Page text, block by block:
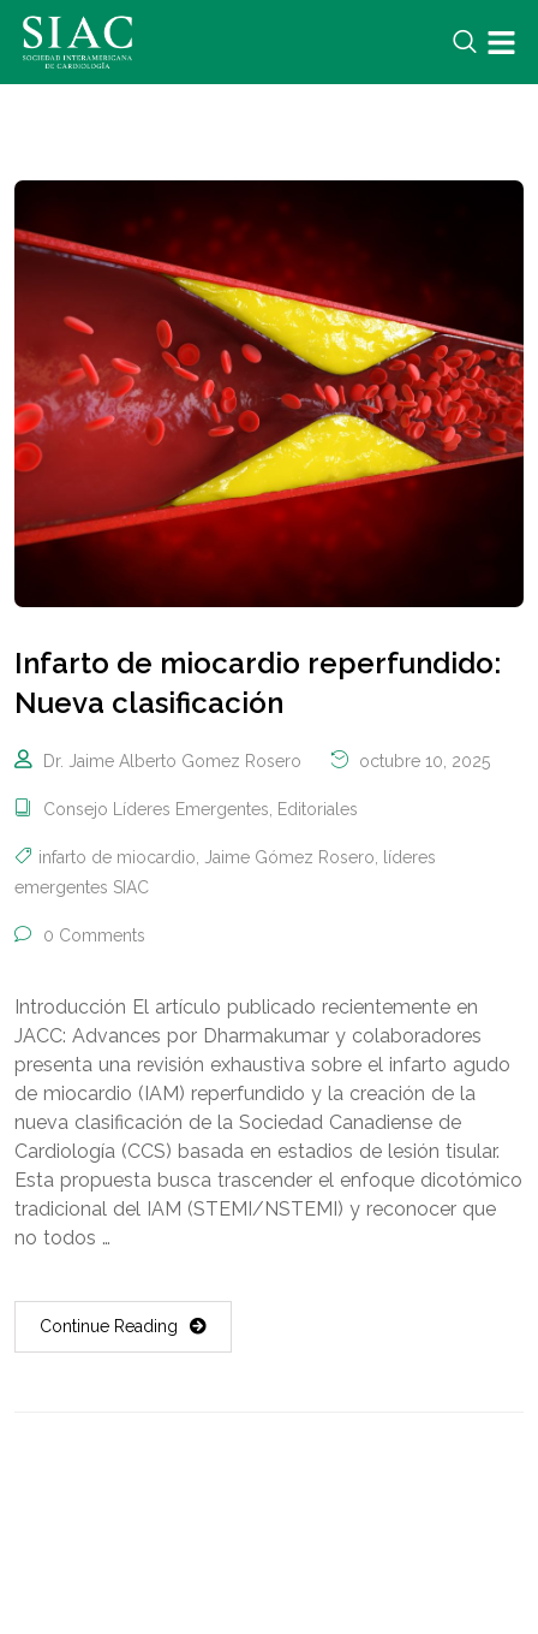
Infarto de miocardio reperfundido:
Nueva clasificación
Dr. Jaime Alberto Gomez Rosero octubre 10, 2025
Consejo Líderes Emergentes, Editoriales
infarto de miocardio, Jaime Gómez Rosero, líderes
emergentes SIAC
0 Comments
Introducción El artículo publicado recientemente en
JACC: Advances por Dharmakumar y colaboradores
presenta una revisión exhaustiva sobre el infarto agudo
de miocardio (IAM) reperfundido y la creación de la
nueva clasificación de la Sociedad Canadiense de
Cardiología (CCS) basada en estadios de lesión tisular.
Esta propuesta busca trascender el enfoque dicotómico
tradicional del IAM (STEMI/NSTEMI) y reconocer que
no todos …
Continue Reading